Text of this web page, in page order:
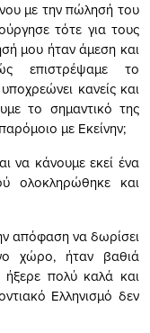
με την πώλησή του
τότε για τους
μου ήταν άμεση και
επιστρέψαμε το
κανείς και
το σημαντικό της
με Εκείνην;
να κάνουμε εκεί ένα
ολοκληρώθηκε και
απόφαση να δωρίσει
χώρο, ήταν βαθιά
ήξερε πολύ καλά και
Ελληνισμό δεν